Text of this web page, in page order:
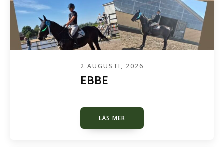
2 AUGUSTI, 2026
EBBE
LÄS MER